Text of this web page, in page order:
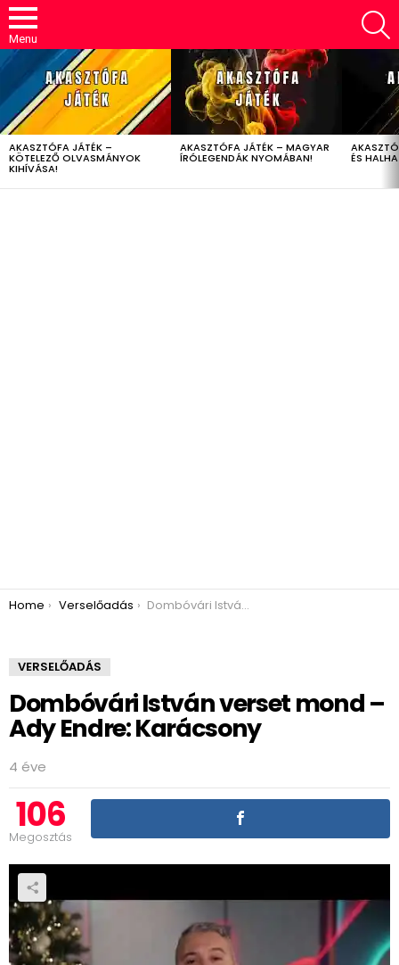
Menu
LATEST
STORIES
AKASZTÓFA JÁTÉK –
KÖTELEZŐ OLVASMÁNYOK
KIHÍVÁSA!
AKASZTÓFA JÁTÉK – MAGYAR
ÍRÓLEGENDÁK NYOMÁBAN! ÉS
You are here:
Home Verselőadás Dombóvári István verset mond – Ady Endre: Karácsony
VERSELŐADÁS
Dombóvári István verset mond –
Ady Endre: Karácsony
4 éve
106
Megosztás